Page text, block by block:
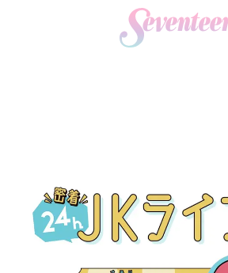
ファッションニュース
モデル私服
着回し
BEAUTY
ビューティニュース
トレンドメイク
ベストコスメ
SCHOOL